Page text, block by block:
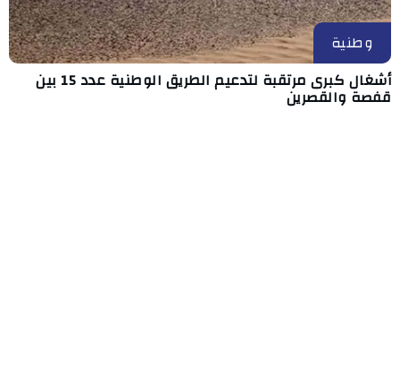
وطنية
أشغال كبرى مرتقبة لتدعيم الطريق الوطنية عدد 15 بين
قفصة والقصرين